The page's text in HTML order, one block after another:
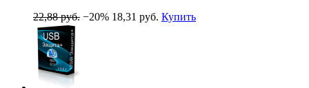
22,88 руб. −20% 18,31 руб. Купить